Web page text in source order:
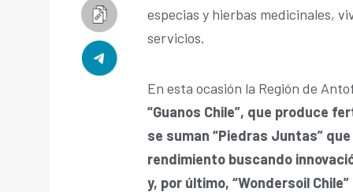
especias y hierbas medicinales,
servicios.
En esta ocasión la Región de
“Guanos Chile”, que produce
se suman “Piedras Juntas”
rendimiento buscando
y, por último, “Wondersoil